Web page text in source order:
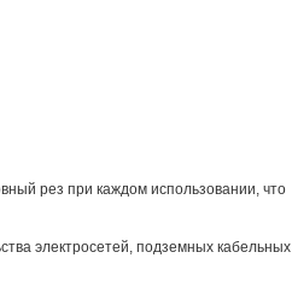
рез при каждом использовании, что
электросетей, подземных кабельных